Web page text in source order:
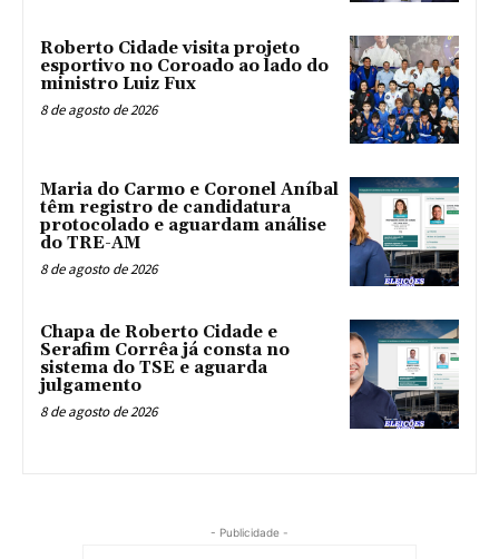
Roberto Cidade visita projeto
esportivo no Coroado ao lado do
ministro Luiz Fux
8 de agosto de 2026
Maria do Carmo e Coronel Aníbal
têm registro de candidatura
protocolado e aguardam análise
do TRE-AM
8 de agosto de 2026
Chapa de Roberto Cidade e
Serafim Corrêa já consta no
sistema do TSE e aguarda
julgamento
8 de agosto de 2026
- Publicidade -